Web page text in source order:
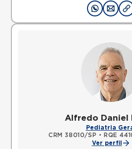
Alfredo Daniel
Pediatria
CRM 38010/SP •
RQE
Ver perfil